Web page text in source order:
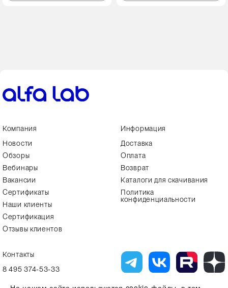
Компания
Новости
Обзоры
Вебинары
Вакансии
Сертификаты
Наши клиенты
Сертификация
Отзывы клиентов
Информация
Доставка
Оплата
Возврат
Каталоги для скачивания
Политика
конфиденциальности
Контакты
8 495 374-53-33